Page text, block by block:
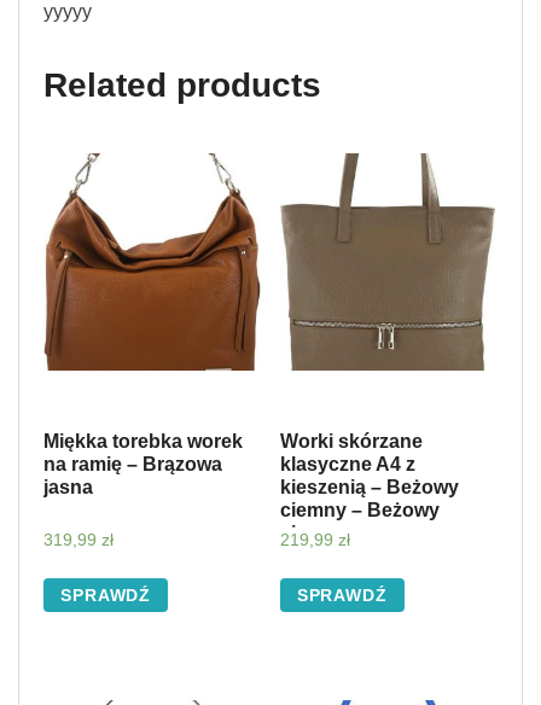
yyyyy
Related products
Miękka torebka worek
na ramię – Brązowa
jasna
319,99 zł
SPRAWDŹ
Worki skórzane
klasyczne A4 z
kieszenią – Beżowy
ciemny – Beżowy
ciemny
219,99 zł
SPRAWDŹ